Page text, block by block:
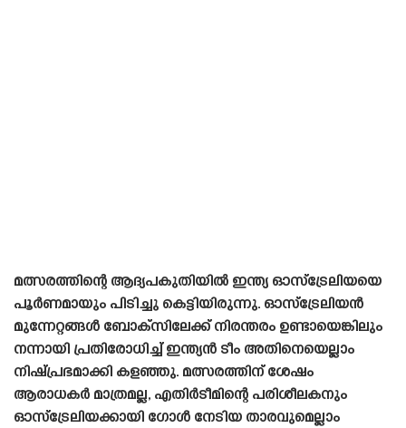
മത്സരത്തിന്റെ ആദ്യപകുതിയിൽ ഇന്ത്യ ഓസ്‌ട്രേലിയയെ
പൂർണമായും പിടിച്ചു കെട്ടിയിരുന്നു. ഓസ്‌ട്രേലിയൻ
മുന്നേറ്റങ്ങൾ ബോക്‌സിലേക്ക് നിരന്തരം ഉണ്ടായെങ്കിലും
നന്നായി പ്രതിരോധിച്ച് ഇന്ത്യൻ ടീം അതിനെയെല്ലാം
നിഷ്പ്രഭമാക്കി കളഞ്ഞു. മത്സരത്തിന് ശേഷം
ആരാധകർ മാത്രമല്ല, എതിർടീമിന്റെ പരിശീലകനും
ഓസ്‌ട്രേലിയക്കായി ഗോൾ നേടിയ താരവുമെല്ലാം